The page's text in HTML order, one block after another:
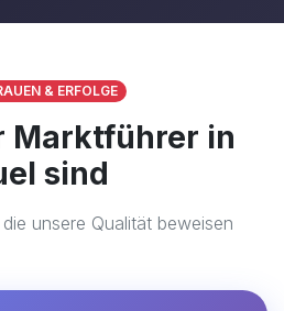
& ERFOLGE
Marktführer in
sind
unsere Qualität beweisen